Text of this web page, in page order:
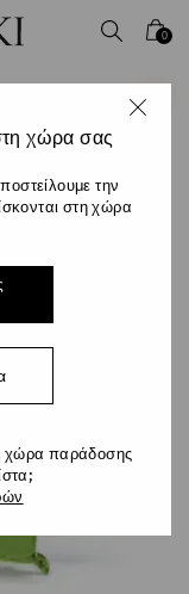
0
χώρα σας
την
στη χώρα
χώρα παράδοσης